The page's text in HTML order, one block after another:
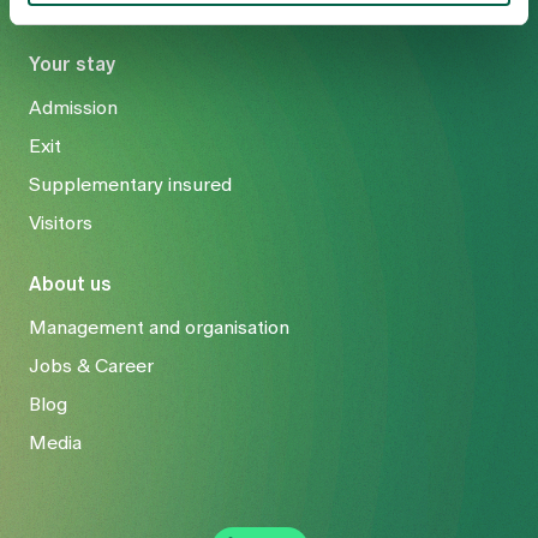
Your stay
Admission
Exit
Supplementary insured
Visitors
About us
Management and organisation
Jobs & Career
Blog
Media